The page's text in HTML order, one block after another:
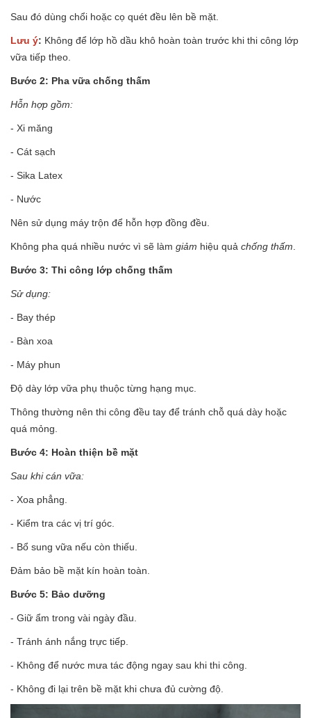
Sau đó dùng chổi hoặc cọ quét đều lên bề mặt.
Lưu ý: Không để lớp hồ dầu khô hoàn toàn trước khi thi công lớp
vữa tiếp theo.
Bước 2: Pha vữa chống thấm
Hỗn hợp gồm:
- Xi măng
- Cát sạch
- Sika Latex
- Nước
Nên sử dụng máy trộn để hỗn hợp đồng đều.
Không pha quá nhiều nước vì sẽ làm giảm hiệu quả chống thấm
Bước 3: Thi công lớp chống thấm
Sử dụng:
- Bay thép
- Bàn xoa
- Máy phun
Độ dày lớp vữa phụ thuộc từng hạng mục.
Thông thường nên thi công đều tay để tránh chỗ quá dày hoặc
quá mỏng.
Bước 4: Hoàn thiện bề mặt
Sau khi cán vữa:
- Xoa phẳng.
- Kiểm tra các vị trí góc.
- Bổ sung vữa nếu còn thiếu.
Đảm bảo bề mặt kín hoàn toàn.
Bước 5: Bảo dưỡng
- Giữ ẩm trong vài ngày đầu.
- Tránh ánh nắng trực tiếp.
- Không để nước mưa tác động ngay sau khi thi công.
- Không đi lại trên bề mặt khi chưa đủ cường độ.